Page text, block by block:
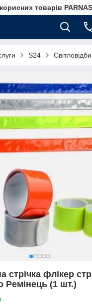
товарів PARNAS
S24
стрічка флікер
Ремінець (1 шт.)